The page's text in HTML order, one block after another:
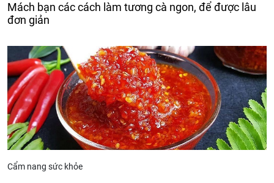
Mách bạn các cách làm tương cà ngon, để được lâu
đơn giản
Cẩm nang sức khỏe